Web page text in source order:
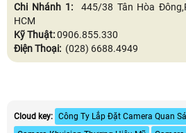
Chi Nhánh 1:
445/38 Tân Hòa
HCM
Kỹ Thuật:0906.855.330
Điện Thoại: (028) 6688.4949
Cloud key: Công Ty Lắp Đặt Camera Quan